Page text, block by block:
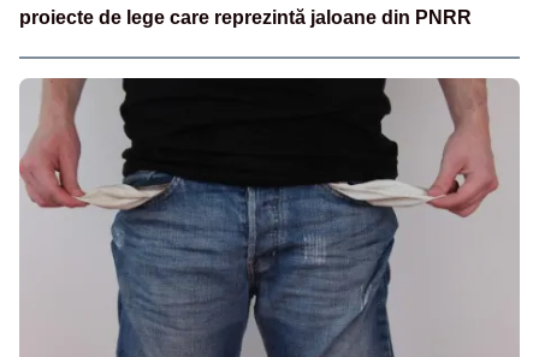
proiecte de lege care reprezintă jaloane din PNRR